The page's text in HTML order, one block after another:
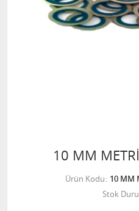
10 MM
Ürün Kodu 10 MM
Stok